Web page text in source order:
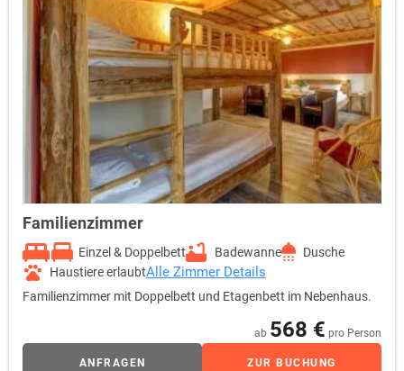
Familienzimmer
Einzel & Doppelbett Badewanne
Dusche
Haustiere erlaubtAlle Zimmer Details
Familienzimmer mit Doppelbett und Etagenbett im Nebenhaus.
ab 568 € pro Person
ANFRAGEN ZUR BUCHUNG